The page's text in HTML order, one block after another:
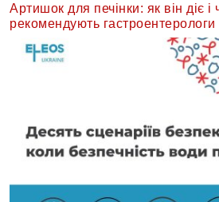
Артишок для печінки: як він діє і
рекомендують гастроентерологи